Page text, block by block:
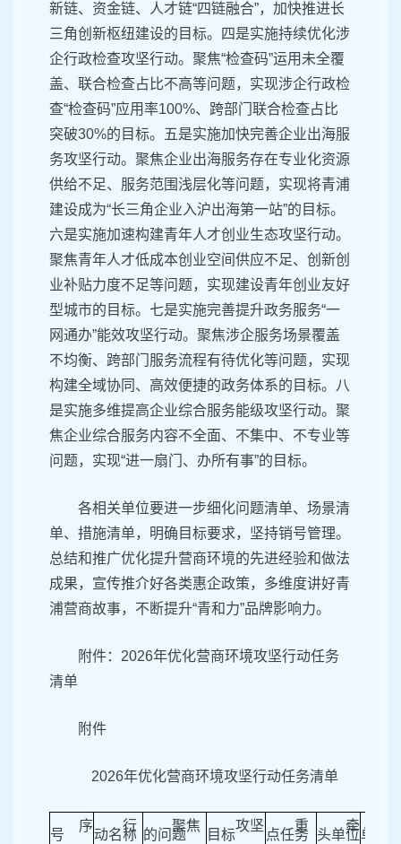
新链、资金链、人才链“四链融合”，加快推进长
三角创新枢纽建设的目标。四是实施持续优化涉
企行政检查攻坚行动。聚焦“检查码”运用未全覆
盖、联合检查占比不高等问题，实现涉企行政检
查“检查码”应用率100%、跨部门联合检查占比
突破30%的目标。五是实施加快完善企业出海服
务攻坚行动。聚焦企业出海服务存在专业化资源
供给不足、服务范围浅层化等问题，实现将青浦
建设成为“长三角企业入沪出海第一站”的目标。
六是实施加速构建青年人才创业生态攻坚行动。
聚焦青年人才低成本创业空间供应不足、创新创
业补贴力度不足等问题，实现建设青年创业友好
型城市的目标。七是实施完善提升政务服务“一
网通办”能效攻坚行动。聚焦涉企服务场景覆盖
不均衡、跨部门服务流程有待优化等问题，实现
构建全域协同、高效便捷的政务体系的目标。八
是实施多维提高企业综合服务能级攻坚行动。聚
焦企业综合服务内容不全面、不集中、不专业等
问题，实现“进一扇门、办所有事”的目标。
各相关单位要进一步细化问题清单、场景清
单、措施清单，明确目标要求，坚持销号管理。
总结和推广优化提升营商环境的先进经验和做法
成果，宣传推介好各类惠企政策，多维度讲好青
浦营商故事，不断提升“青和力”品牌影响力。
附件：2026年优化营商环境攻坚行动任务
清单
附件
2026年优化营商环境攻坚行动任务清单
序
号
行
动名称
聚焦
的问题
攻坚
目标
重
点任务
牵
头单位单位